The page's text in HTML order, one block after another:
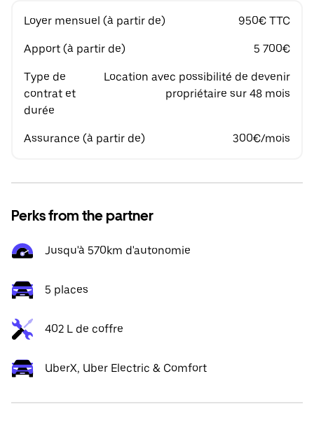
Loyer mensuel (à partir de) 950€ TTC
Apport (à partir de) 5 700€
Type de
contrat et
durée
Location avec possibilité de devenir
propriétaire sur 48 mois
Assurance (à partir de) 300€/mois
Perks from the partner
Jusqu'à 570km d'autonomie
5 places
402 L de coffre
UberX, Uber Electric & Comfort